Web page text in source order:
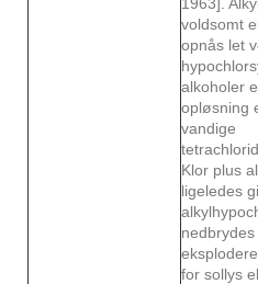
voldsomt
opnås let
alkoholer
opløsning
vandige
Klor plus
ligeledes
for sollys